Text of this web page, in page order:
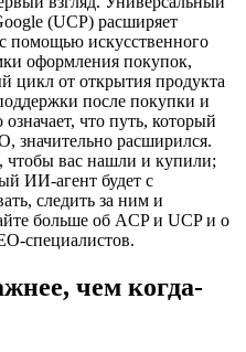
(UCP) расширяет
помощью искусственного
оформления покупок,
цикл от открытия продукта
после покупки и
что путь, который
значительно расширился.
чтобы вас нашли и купили;
ИИ-агент будет с
следить за ним и
больше об ACP и UCP и о
специалистов.
чем когда-